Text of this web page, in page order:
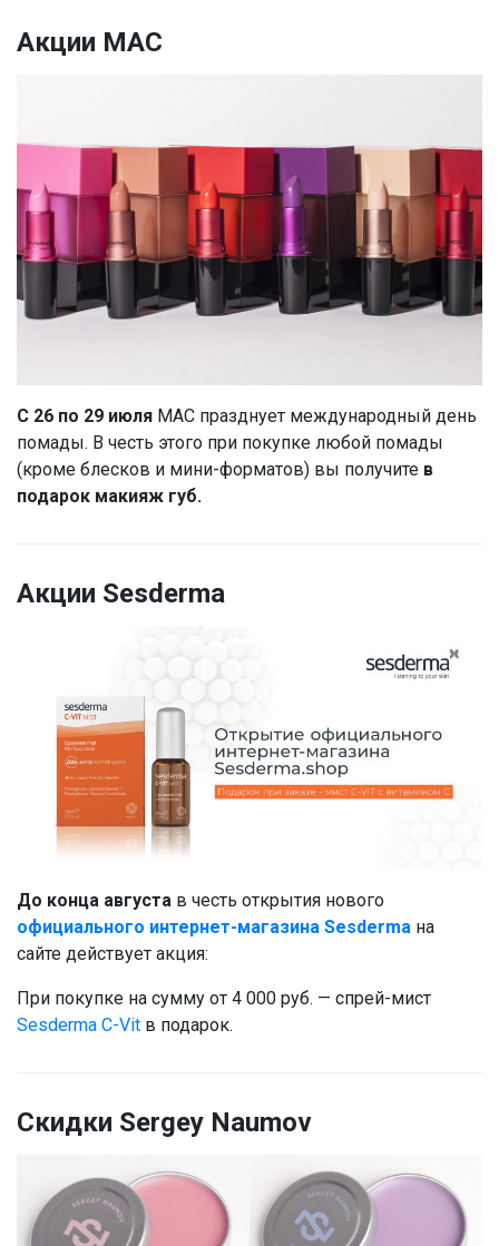
Акции MAC
С 26 по 29 июля МАС празднует международный день
помады. В честь этого при покупке любой помады
(кроме блесков и мини-форматов) вы получите в
подарок макияж губ.
Акции Sesderma
До конца августа в честь открытия нового
официального интернет-магазина Sesderma на
сайте действует акция:
При покупке на сумму от 4 000 руб. — спрей-мист
Sesderma C-Vit в подарок.
Скидки Sergey Naumov